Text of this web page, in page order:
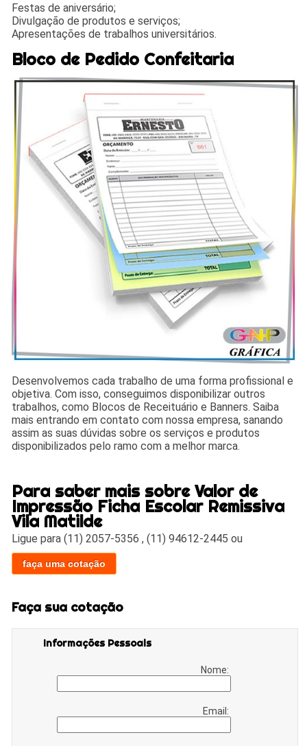
Festas de aniversário;
Divulgação de produtos e serviços;
Apresentações de trabalhos universitários.
Bloco de Pedido Confeitaria
Desenvolvemos cada trabalho de uma forma profissional e
objetiva. Com isso, conseguimos disponibilizar outros
trabalhos, como Blocos de Receituário e Banners. Saiba
mais entrando em contato com nossa empresa, sanando
assim as suas dúvidas sobre os serviços e produtos
disponibilizados pelo ramo com a melhor marca.
Para saber mais sobre Valor de
Impressão Ficha Escolar Remissiva
Vila Matilde
Ligue para(11) 2057-5356 ,(11) 94612-2445 ou
faça uma cotação
Faça sua cotação
Informações Pessoais
Nome:
Email: